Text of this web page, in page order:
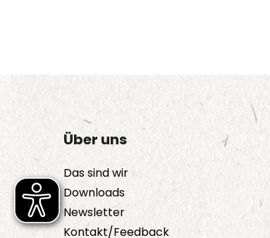
Über uns
Das sind wir
Downloads
Newsletter
Kontakt/Feedback